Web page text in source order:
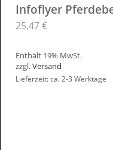
Infoflyer
25,47€
Enthält 19% MwSt.
zzgl.Versand
Lieferzeit: ca. 2-3 Werktage